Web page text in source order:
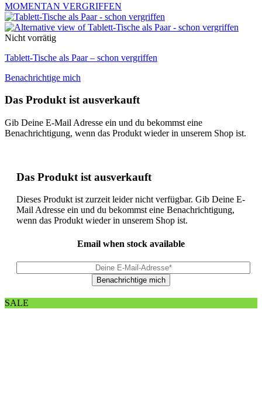
MOMENTAN VERGRIFFEN
Nicht vorrätig
Tablett-Tische als Paar – schon vergriffen
Benachrichtige mich
Das Produkt ist ausverkauft
Gib Deine E-Mail Adresse ein und du bekommst eine
Benachrichtigung, wenn das Produkt wieder in unserem Shop ist.
Das Produkt ist ausverkauft
Dieses Produkt ist zurzeit leider nicht verfügbar. Gib Deine E-
Mail Adresse ein und du bekommst eine Benachrichtigung,
wenn das Produkt wieder in unserem Shop ist.
Email when stock available
SALE